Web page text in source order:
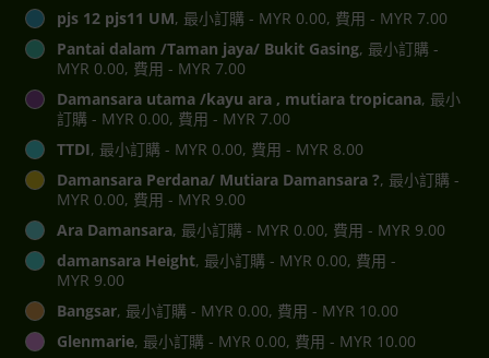
pjs 12 pjs11 UM, 最小訂購 - MYR 0.00, 費用 - MYR 7.00
Pantai dalam /Taman jaya/ Bukit Gasing, 最小訂購 -
MYR 0.00, 費用 - MYR 7.00
Damansara utama /kayu ara , mutiara tropicana, 最小
訂購 - MYR 0.00, 費用 - MYR 7.00
TTDI, 最小訂購 - MYR 0.00, 費用 - MYR 8.00
Damansara Perdana/ Mutiara Damansara ?, 最小訂購 -
MYR 0.00, 費用 - MYR 9.00
Ara Damansara, 最小訂購 - MYR 0.00, 費用 - MYR 9.00
damansara Height, 最小訂購 - MYR 0.00, 費用 -
MYR 9.00
Bangsar, 最小訂購 - MYR 0.00, 費用 - MYR 10.00
Glenmarie, 最小訂購 - MYR 0.00, 費用 - MYR 10.00